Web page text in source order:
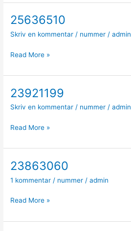
25636510
Skriv en kommentar / nummer /admin
25636510
Read More »
23921199
Skriv en kommentar / nummer /admin
23921199
Read More »
23863060
1 kommentar / nummer /admin
23863060
Read More »